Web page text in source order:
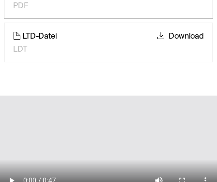
PDF
LTD-Datei
LDT
Download